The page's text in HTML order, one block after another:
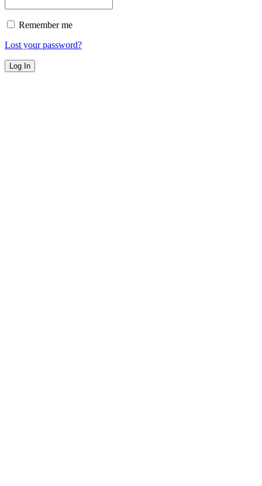
Remember me
Lost your password?